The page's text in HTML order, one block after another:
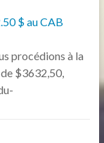
$ au CAB
procédions à la
$3632,50,